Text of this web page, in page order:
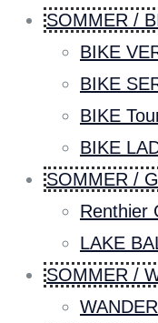
SOMMER /
BIKE
BIKE
BIKE
BIKE
SOMMER /
Renthier
LAKE
SOMMER /